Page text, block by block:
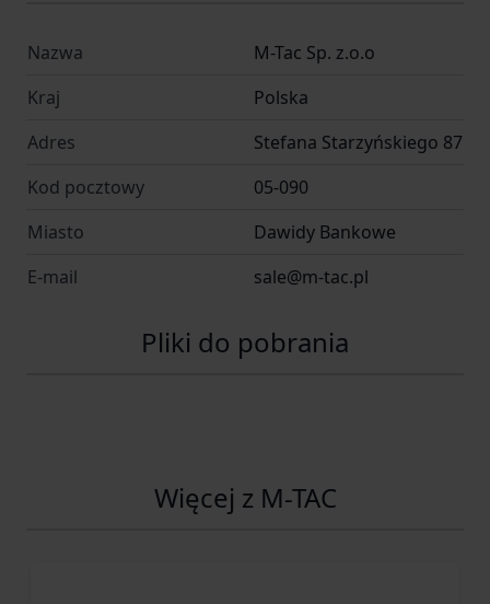
Nazwa
M-Tac Sp. z.o.o
Kraj
Polska
Adres
Stefana Starzyńskiego 87
Kod pocztowy
05-090
Miasto
Dawidy Bankowe
E-mail
sale@m-tac.pl
Pliki do pobrania
Więcej z M-TAC